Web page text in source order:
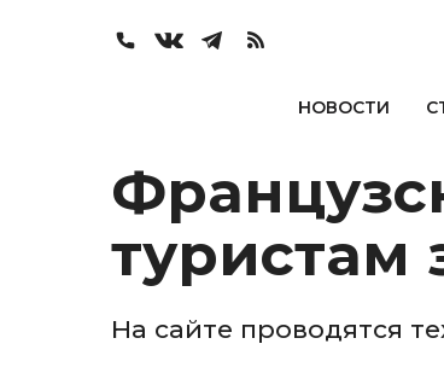
НОВОСТИ
туристам
На сайте проводятся